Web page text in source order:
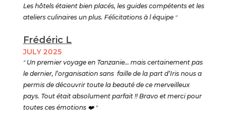
Les hôtels étaient bien placés, les guides compétents et les
ateliers culinaires un plus. Félicitations à l équipe "
Frédéric L
JULY 2025
" Un premier voyage en Tanzanie… mais certainement pas
le dernier, l’organisation sans faille de la part d’Iris nous a
permis de découvrir toute la beauté de ce merveilleux
pays. Tout était absolument parfait !! Bravo et merci pour
toutes ces émotions❤️ "